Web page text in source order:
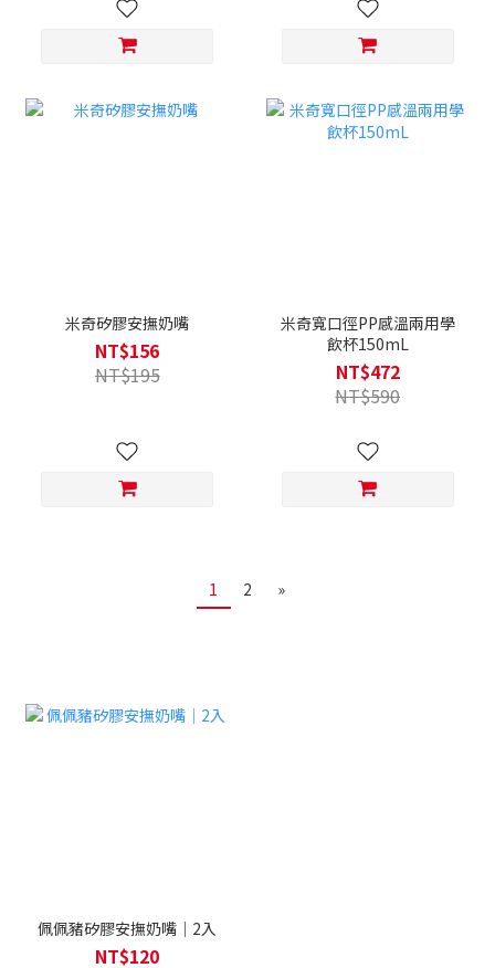
米奇矽膠安撫奶嘴
NT$156
NT$195
米奇寬口徑PP感溫兩用學
飲杯150mL
NT$472
NT$590
1 2 »
佩佩豬矽膠安撫奶嘴｜2入
NT$120